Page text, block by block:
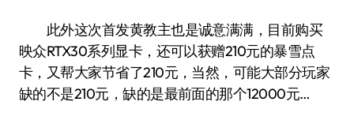
此外这次首发黄教主也是诚意满满，目前购买
映众RTX30系列显卡，还可以获赠210元的暴雪点
卡，又帮大家节省了210元，当然，可能大部分玩家
缺的不是210元，缺的是最前面的那个12000元…